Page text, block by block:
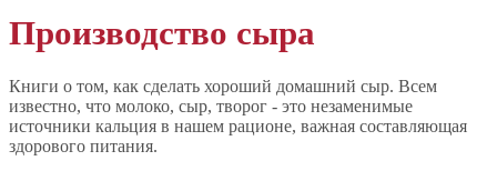
Производство сыра
Книги о том, как сделать хороший домашний сыр. Всем
известно, что молоко, сыр, творог - это незаменимые
источники кальция в нашем рационе, важная составляющая
здорового питания.